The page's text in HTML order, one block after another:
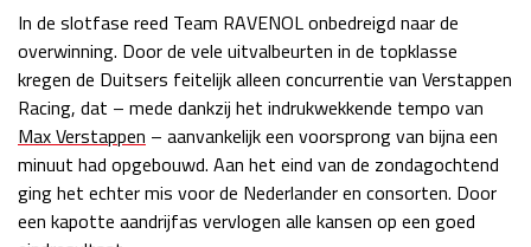
Race
zo 21:00 - 23:00
Kwalificatie
za 05:00 - 06:00
Race
zo 05:00 - 07:00
GP ABU DHABI 2026 04 - 06 dec
Kwalificatie
za 15:00 - 16:00
Race
zo 14:00 - 16:00
In de slotfase reed Team RAVENOL onbedreigd naar de
overwinning. Door de vele uitvalbeurten in de topklasse
kregen de Duitsers feitelijk alleen concurrentie van Verstappen
Racing, dat – mede dankzij het indrukwekkende tempo van
Max Verstappen – aanvankelijk een voorsprong van bijna een
minuut had opgebouwd. Aan het eind van de zondagochtend
ging het echter mis voor de Nederlander en consorten. Door
een kapotte aandrijfas vervlogen alle kansen op een goed